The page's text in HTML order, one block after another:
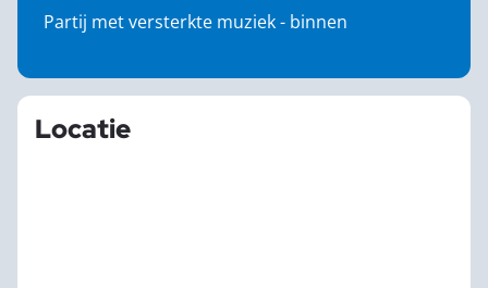
Partij met versterkte muziek - binnen
Locatie